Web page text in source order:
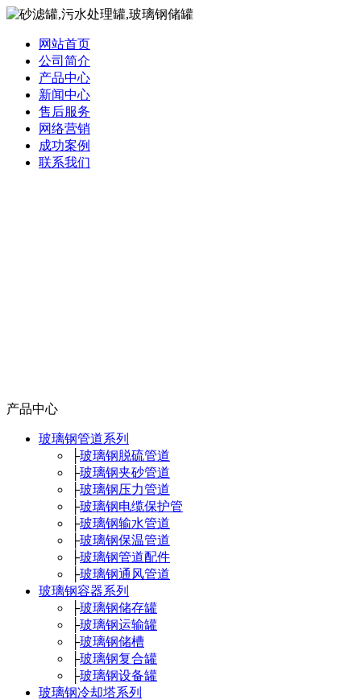
网站首页
公司简介
产品中心
新闻中心
售后服务
网络营销
成功案例
联系我们
产品中心
玻璃钢管道系列
├玻璃钢脱硫管道
├玻璃钢夹砂管道
├玻璃钢压力管道
├玻璃钢电缆保护管
├玻璃钢输水管道
├玻璃钢保温管道
├玻璃钢管道配件
├玻璃钢通风管道
玻璃钢容器系列
├玻璃钢储存罐
├玻璃钢运输罐
├玻璃钢储槽
├玻璃钢复合罐
├玻璃钢设备罐
玻璃钢冷却塔系列